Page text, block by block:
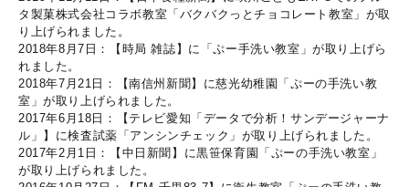
タ製菓株式会社コラボ教室「バクバクっとチョコレート教室」が取
り上げられました。
2018年8月7日：【時局 雑誌】に「ぷー手洗い教室」が取り上げら
れました。
2018年7月21日：【南信州新聞】に慈光幼稚園「ぷーの手洗い教
室」が取り上げられました。
2017年6月18日：【テレビ愛知「データで分析！サンデージャーナ
ル」】に検査試薬「アンシンチェック」が取り上げられました。
2017年2月1日：【中日新聞】に黒笹保育園「ぷーの手洗い教室」
が取り上げられました。